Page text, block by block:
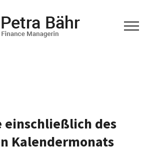
einschließlich des
Kalendermonats